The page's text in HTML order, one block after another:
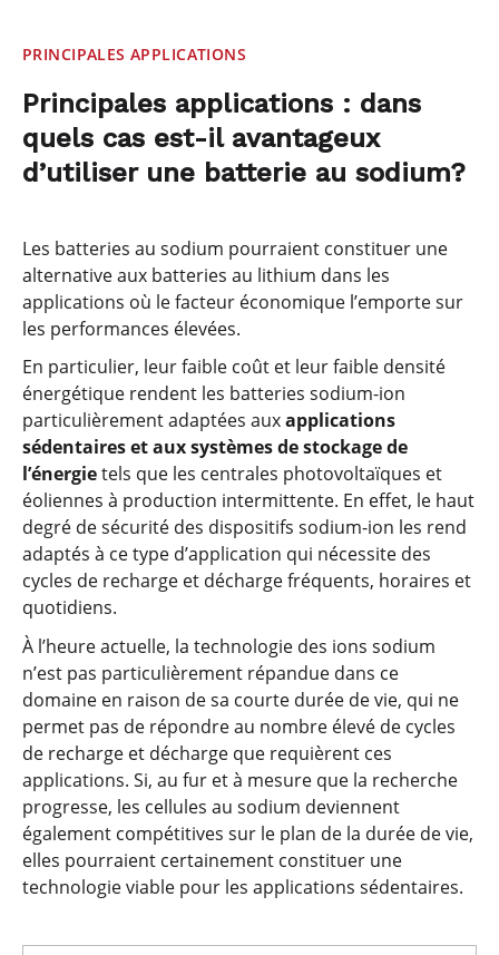
PRINCIPALES APPLICATIONS
Principales applications : dans
quels cas est-il avantageux
d’utiliser une batterie au sodium?
Les batteries au sodium pourraient constituer une
alternative aux batteries au lithium dans les
applications où le facteur économique l’emporte sur
les performances élevées.
En particulier, leur faible coût et leur faible densité
énergétique rendent les batteries sodium-ion
particulièrement adaptées auxapplications
sédentaires et aux systèmes de stockage de
l’énergietels que les centrales photovoltaïques et
éoliennes à production intermittente. En effet, le haut
degré de sécurité des dispositifs sodium-ion les rend
adaptés à ce type d’application qui nécessite des
cycles de recharge et décharge fréquents, horaires et
quotidiens.
À l’heure actuelle, la technologie des ions sodium
n’est pas particulièrement répandue dans ce
domaine en raison de sa courte durée de vie, qui ne
permet pas de répondre au nombre élevé de cycles
de recharge et décharge que requièrent ces
applications. Si, au fur et à mesure que la recherche
progresse, les cellules au sodium deviennent
également compétitives sur le plan de la durée de vie,
elles pourraient certainement constituer une
technologie viable pour les applications sédentaires.